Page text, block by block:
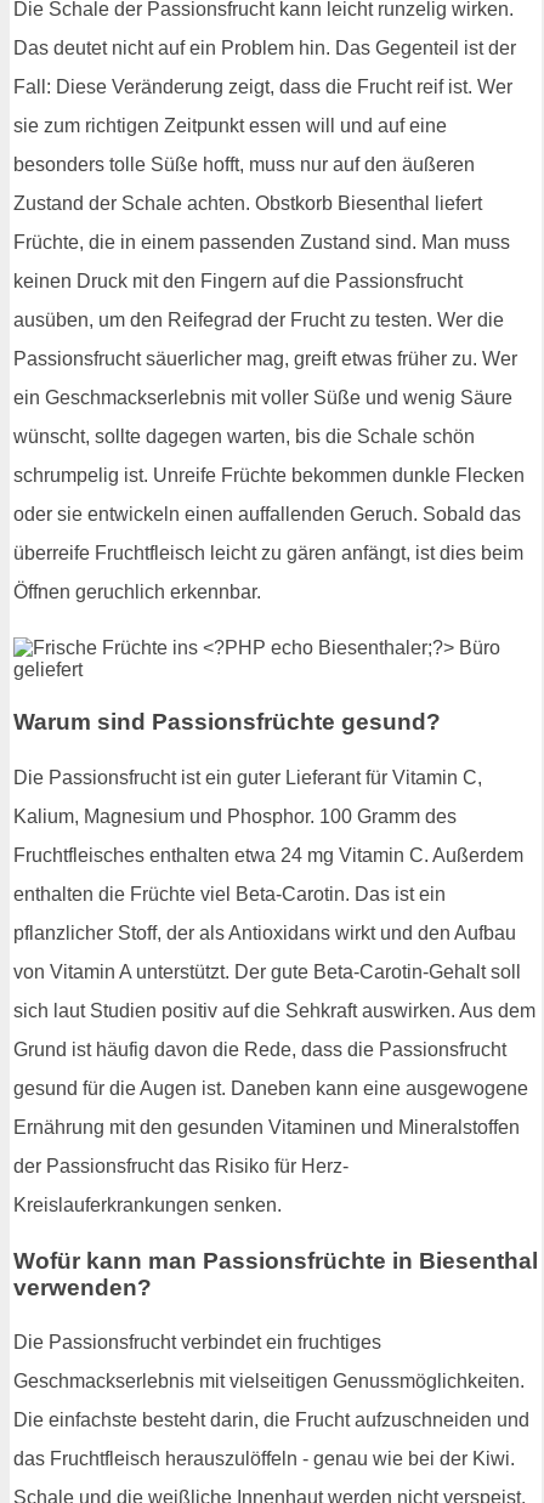
Die Schale der Passionsfrucht kann leicht runzelig wirken.
Das deutet nicht auf ein Problem hin. Das Gegenteil ist der
Fall: Diese Veränderung zeigt, dass die Frucht reif ist. Wer
sie zum richtigen Zeitpunkt essen will und auf eine
besonders tolle Süße hofft, muss nur auf den äußeren
Zustand der Schale achten. Obstkorb Biesenthal liefert
Früchte, die in einem passenden Zustand sind. Man muss
keinen Druck mit den Fingern auf die Passionsfrucht
ausüben, um den Reifegrad der Frucht zu testen. Wer die
Passionsfrucht säuerlicher mag, greift etwas früher zu. Wer
ein Geschmackserlebnis mit voller Süße und wenig Säure
wünscht, sollte dagegen warten, bis die Schale schön
schrumpelig ist. Unreife Früchte bekommen dunkle Flecken
oder sie entwickeln einen auffallenden Geruch. Sobald das
überreife Fruchtfleisch leicht zu gären anfängt, ist dies beim
Öffnen geruchlich erkennbar.
Warum sind Passionsfrüchte gesund?
Die Passionsfrucht ist ein guter Lieferant für Vitamin C,
Kalium, Magnesium und Phosphor. 100 Gramm des
Fruchtfleisches enthalten etwa 24 mg Vitamin C. Außerdem
enthalten die Früchte viel Beta-Carotin. Das ist ein
pflanzlicher Stoff, der als Antioxidans wirkt und den Aufbau
von Vitamin A unterstützt. Der gute Beta-Carotin-Gehalt soll
sich laut Studien positiv auf die Sehkraft auswirken. Aus dem
Grund ist häufig davon die Rede, dass die Passionsfrucht
gesund für die Augen ist. Daneben kann eine ausgewogene
Ernährung mit den gesunden Vitaminen und Mineralstoffen
der Passionsfrucht das Risiko für Herz-
Kreislauferkrankungen senken.
Wofür kann man Passionsfrüchte in Biesenthal
verwenden?
Die Passionsfrucht verbindet ein fruchtiges
Geschmackserlebnis mit vielseitigen Genussmöglichkeiten.
Die einfachste besteht darin, die Frucht aufzuschneiden und
das Fruchtfleisch herauszulöffeln - genau wie bei der Kiwi.
Schale und die weißliche Innenhaut werden nicht verspeist.